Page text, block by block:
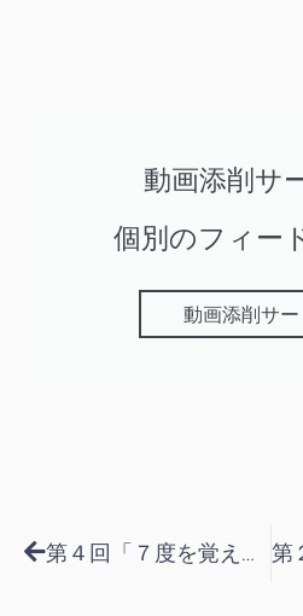
動画添削サ
個別のフィー
動画添削サ
第４回「７度を覚えよう」